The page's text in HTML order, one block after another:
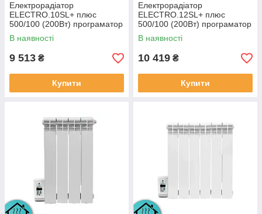
Електрорадіатор
ELECTRO.10SL+ плюс
500/100 (200Вт) програматор
зліва 1300Вт з настінними
кріпленнями
В наявності
9 513 ₴
Купити
Електрорадіатор
ELECTRO.12SL+ плюс
500/100 (200Вт) програматор
зліва 1500Вт з настінними
кріпленнями
В наявності
10 419 ₴
Купити